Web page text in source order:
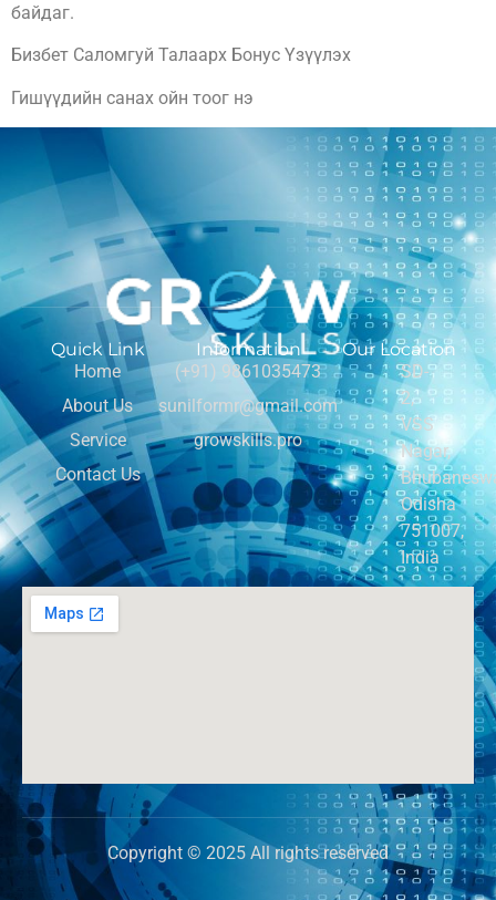
байдаг.
Бизбет Саломгуй Талаарх Бонус Үзүүлэх
Гишүүдийн санах ойн тоог нэ
Quick Link
Home
About Us
Service
Contact Us
Information
(+91) 9861035473
sunilformr@gmail.com
growskills.pro
Our Location
SD-
2,
VSS
Nagar,
Odisha
751007,
India
Copyright © 2025 All rights reserved